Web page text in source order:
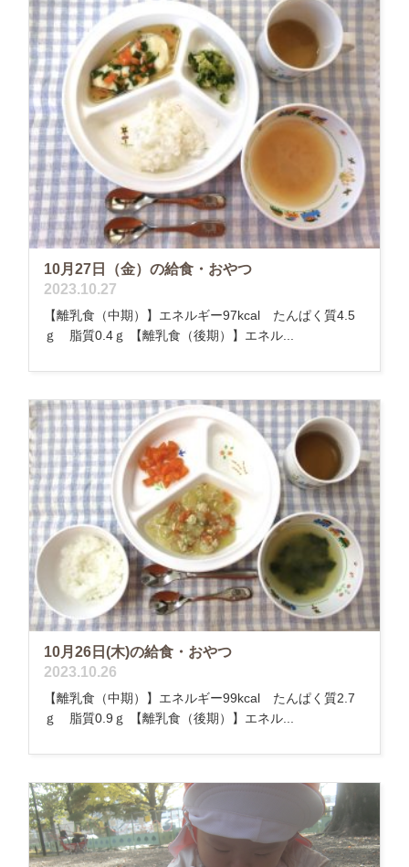
10月27日（金）の給食・おやつ
2023.10.27
【離乳食（中期）】エネルギー97kcal たんぱく質4.5
ｇ 脂質0.4ｇ 【離乳食（後期）】エネル...
10月26日(木)の給食・おやつ
2023.10.26
【離乳食（中期）】エネルギー99kcal たんぱく質2.7
ｇ 脂質0.9ｇ 【離乳食（後期）】エネル...